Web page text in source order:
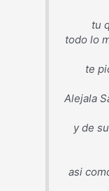
tu
todo lo
te
Alejala
y de
asi